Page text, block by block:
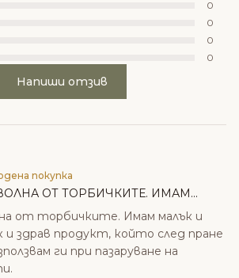
0
0
0
0
Напиши отзив
покупка
ОТ ТОРБИЧКИТЕ. ИМАМ...
от торбичките. Имам малък и
и здрав продукт, който след пране
ги при пазаруване на